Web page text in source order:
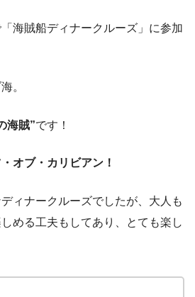
海賊船ディナークルーズ」に参加
。
海賊”です！
オブ・カリビアン！
ィナークルーズでしたが、大人も
める工夫もしてあり、とても楽し